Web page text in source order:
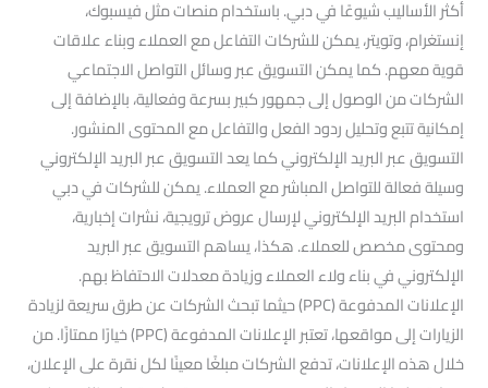
أكثر الأساليب شيوعًا في دبي. باستخدام منصات مثل فيسبوك،
إنستغرام، وتويتر، يمكن للشركات التفاعل مع العملاء وبناء علاقات
قوية معهم. كما يمكن التسويق عبر وسائل التواصل الاجتماعي
الشركات من الوصول إلى جمهور كبير بسرعة وفعالية، بالإضافة إلى
إمكانية تتبع وتحليل ردود الفعل والتفاعل مع المحتوى المنشور.
التسويق عبر البريد الإلكتروني كما يعد التسويق عبر البريد الإلكتروني
وسيلة فعالة للتواصل المباشر مع العملاء. يمكن للشركات في دبي
استخدام البريد الإلكتروني لإرسال عروض ترويجية، نشرات إخبارية،
ومحتوى مخصص للعملاء. هكذا، يساهم التسويق عبر البريد
الإلكتروني في بناء ولاء العملاء وزيادة معدلات الاحتفاظ بهم.
الإعلانات المدفوعة (PPC) حيثما تبحث الشركات عن طرق سريعة لزيادة
الزيارات إلى مواقعها، تعتبر الإعلانات المدفوعة (PPC) خيارًا ممتازًا. من
خلال هذه الإعلانات، تدفع الشركات مبلغًا معينًا لكل نقرة على الإعلان،